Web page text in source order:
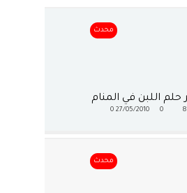
محدث
حلم اللبن في المنام
27/05/2010
0
محدث